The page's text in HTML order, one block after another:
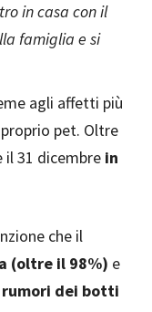
in casa con il
famiglia e si
agli affetti più
pet. Oltre
31 dicembre in
che il
(oltre il 98%) e
dei botti